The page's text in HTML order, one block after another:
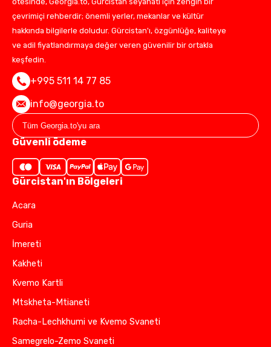
çevrimiçi rehberdir; önemli yerler, mekanlar ve kültür
hakkında bilgilerle doludur. Gürcistan'ı, özgünlüğe, kaliteye
ve adil fiyatlandırmaya değer veren güvenilir bir ortakla
keşfedin.
+995 511 14 77 85
info@georgia.to
Güvenli ödeme
Gürcistan'ın Bölgeleri
Acara
Guria
İmereti
Kakheti
Kvemo Kartli
Mtskheta-Mtianeti
Racha-Lechkhumi ve Kvemo Svaneti
Samegrelo-Zemo Svaneti